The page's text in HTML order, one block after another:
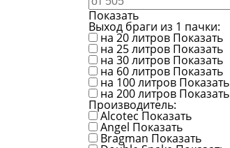
Показать
Выход браги из 1 пачки:
на 20 литров Показать
на 25 литров Показать
на 30 литров Показать
на 60 литров Показать
на 100 литров Показать
на 200 литров Показать
Производитель:
Alcotec Показать
Angel Показать
Bragman Показать